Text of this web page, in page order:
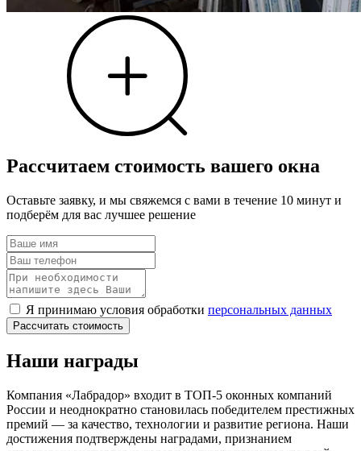
Рассчитаем стоимость вашего окна
Оставьте заявку, и мы свяжемся с вами в течение 10 минут и
подберём для вас лучшее решение
Я принимаю условия обработки персональных данных
Рассчитать стоимость
Наши награды
Компания «Лабрадор» входит в ТОП-5 оконных компаний
России и неоднократно становилась победителем престижных
премий — за качество, технологии и развитие региона. Наши
достижения подтверждены наградами, признанием